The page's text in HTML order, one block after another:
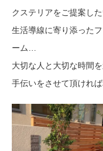
クステリアをご提案し
生活導線に寄り添った
ーム…
大切な人と大切な時間
手伝いをさせて頂ければ